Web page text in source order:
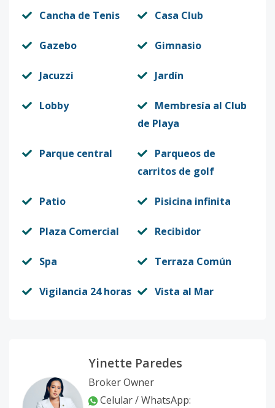
Cancha de Tenis Casa Club
Gazebo Gimnasio
Jacuzzi Jardín
Lobby
Membresía al Club
de Playa
Parque central
Parqueos de
carritos de golf
Patio Pisicina infinita
Plaza Comercial Recibidor
Spa Terraza Común
Vigilancia 24 horas Vista al Mar
Yinette Paredes
Broker Owner
Celular / WhatsApp: